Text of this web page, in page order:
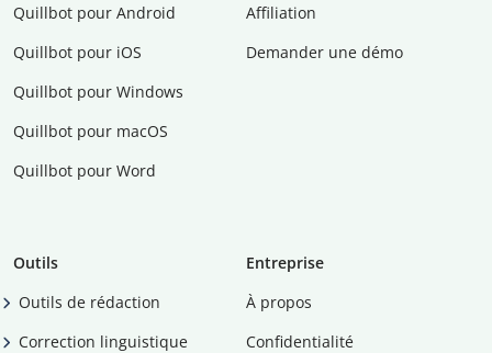
Quillbot pour Android
Quillbot pour iOS
Quillbot pour Windows
Quillbot pour macOS
Quillbot pour Word
Affiliation
Demander une démo
Outils
Outils de rédaction
Correction linguistique
Entreprise
À propos
Confidentialité